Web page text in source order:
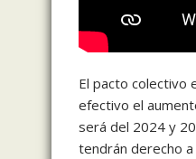
El pacto colectivo
efectivo el
será del 2024 y
tendrán derecho